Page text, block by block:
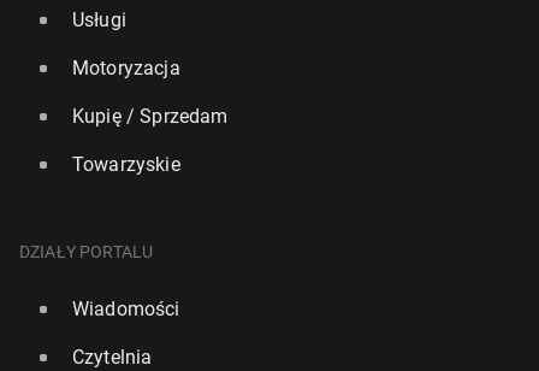
Usługi
Motoryzacja
Kupię / Sprzedam
Towarzyskie
DZIAŁY PORTALU
Wiadomości
Czytelnia